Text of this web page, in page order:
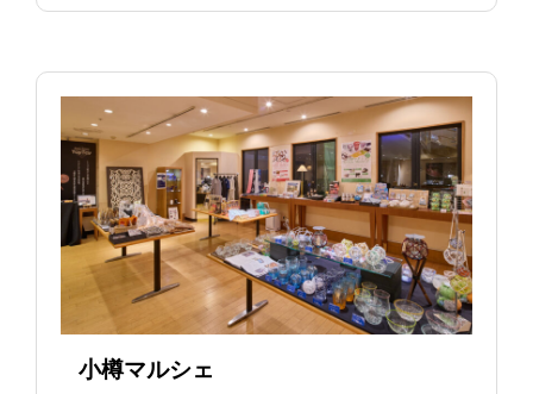
小樽マルシェ